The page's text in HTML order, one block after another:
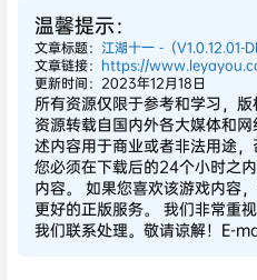
温馨提示：
文章标题： 江湖十一 -（V1.0.12.01-
文章链接： https://
更新时间：2023年12月18日
所有资源仅限于参考和学习，
资源转载自国内外各大媒体和
述内容用于商业或者非法用途，
您必须在下载后的24个小时之
内容。 如果您喜欢该游戏内容
更好的正版服务。 我们非常重
我们联系处理。敬请谅解！E-